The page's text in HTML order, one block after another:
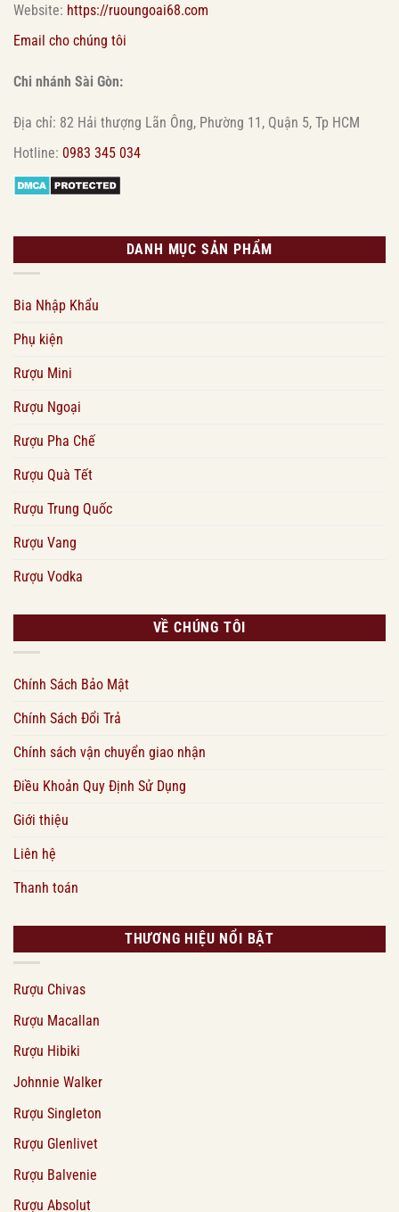
Website: https://ruoungoai68.com
Email cho chúng tôi
Chi nhánh Sài Gòn:
Địa chỉ: 82 Hải thượng Lãn Ông, Phường 11, Quận 5, Tp HCM
Hotline: 0983 345 034
DANH MỤC SẢN PHẨM
Bia Nhập Khẩu
Phụ kiện
Rượu Mini
Rượu Ngoại
Rượu Pha Chế
Rượu Quà Tết
Rượu Trung Quốc
Rượu Vang
Rượu Vodka
VỀ CHÚNG TÔI
Chính Sách Bảo Mật
Chính Sách Đổi Trả
Chính sách vận chuyển giao nhận
Điều Khoản Quy Định Sử Dụng
Giới thiệu
Liên hệ
Thanh toán
THƯƠNG HIỆU NỔI BẬT
Rượu Chivas
Rượu Macallan
Rượu Hibiki
Johnnie Walker
Rượu Singleton
Rượu Glenlivet
Rượu Balvenie
Rượu Absolut